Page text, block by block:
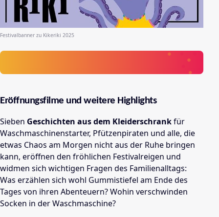
Festivalbanner zu Kikeriki 2025
Eröffnungsfilme und weitere Highlights
Sieben Geschichten aus dem Kleiderschrankfür
Waschmaschinenstarter, Pfützenpiraten und alle, die
etwas Chaos am Morgen nicht aus der Ruhe bringen
kann, eröffnen den fröhlichen Festivalreigen und
widmen sich wichtigen Fragen des Familienalltags:
Was erzählen sich wohl Gummistiefel am Ende des
Tages von ihren Abenteuern? Wohin verschwinden
Socken in der Waschmaschine?